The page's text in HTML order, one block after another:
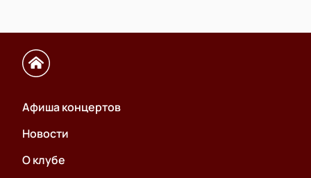
Афиша концертов
Новости
О клубе